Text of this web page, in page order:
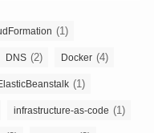
(1)
DNS (2) Docker (4)
(1)
infrastructure-as-code (1)